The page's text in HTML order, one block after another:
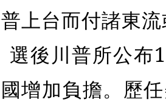
普上台而付諸東
選後川普所公布
國增加負擔。歷